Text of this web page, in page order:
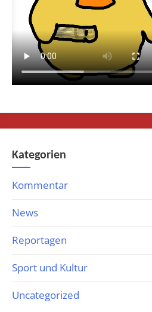
Kategorien
Kommentar
News
Reportagen
Sport und Kultur
Uncategorized